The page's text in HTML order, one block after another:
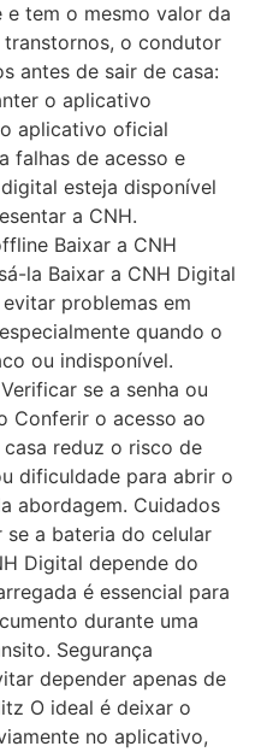
e tem o mesmo valor da
transtornos, o condutor
antes de sair de casa:
o aplicativo
aplicativo oficial
falhas de acesso e
esteja disponível
a CNH.
Baixar a CNH
la Baixar a CNH Digital
problemas em
quando o
ou indisponível.
se a senha ou
Conferir o acesso ao
reduz o risco de
dificuldade para abrir o
abordagem. Cuidados
a bateria do celular
Digital depende do
é essencial para
durante uma
Segurança
depender apenas de
O ideal é deixar o
no aplicativo,